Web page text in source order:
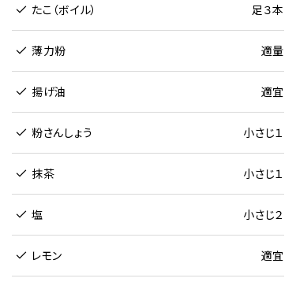
たこ（ボイル） 足３本
薄力粉 適量
揚げ油 適宜
粉さんしょう 小さじ１
抹茶 小さじ１
塩 小さじ２
レモン 適宜